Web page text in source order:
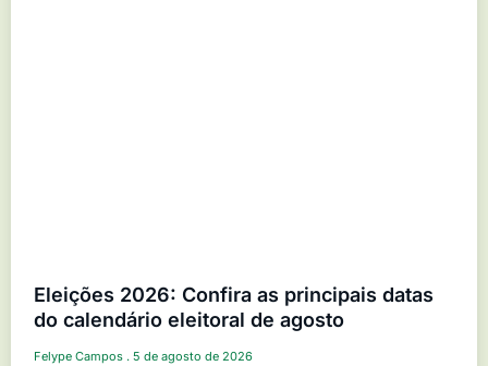
Eleições 2026: Confira as principais datas
do calendário eleitoral de agosto
Felype Campos 5 de agosto de 2026